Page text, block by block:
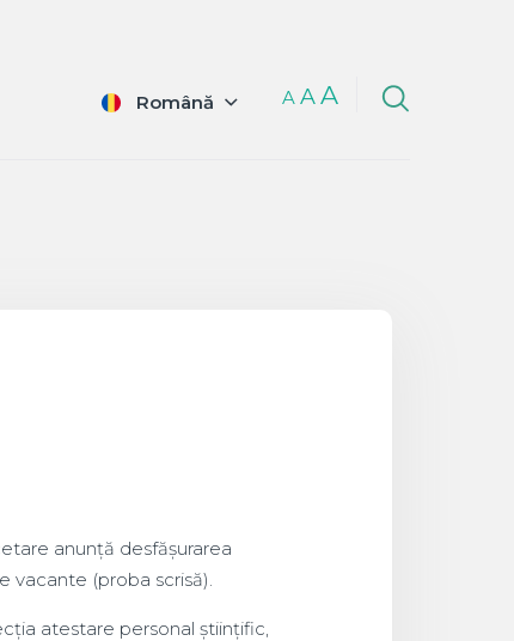
A AA
Română
anunță desfășurarea
vacante (proba scrisă).
atestare personal științific,